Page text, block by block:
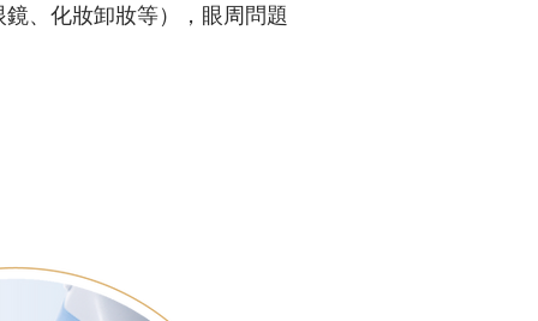
、化妝卸妝等），眼周問題